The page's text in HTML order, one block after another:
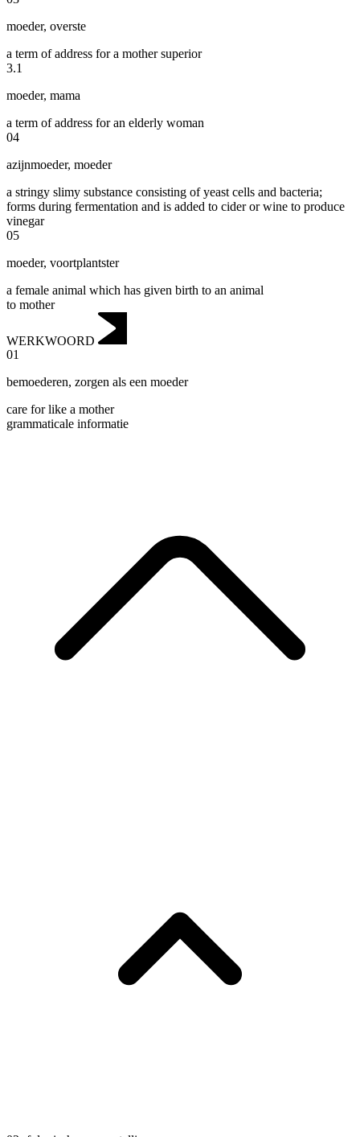
moeder, overste
a term of address for a mother superior
3.1
moeder, mama
a term of address for an elderly woman
04
azijnmoeder, moeder
a stringy slimy substance consisting of yeast cells and bacteria;
forms during fermentation and is added to cider or wine to produce
vinegar
05
moeder, voortplantster
a female animal which has given birth to an animal
to mother
WERKWOORD
01
bemoederen, zorgen als een moeder
care for like a mother
grammaticale informatie